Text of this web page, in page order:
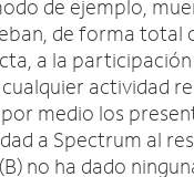
de ejemplo,
de forma total
a la participación
actividad
medio los
a Spectrum al
no ha dado